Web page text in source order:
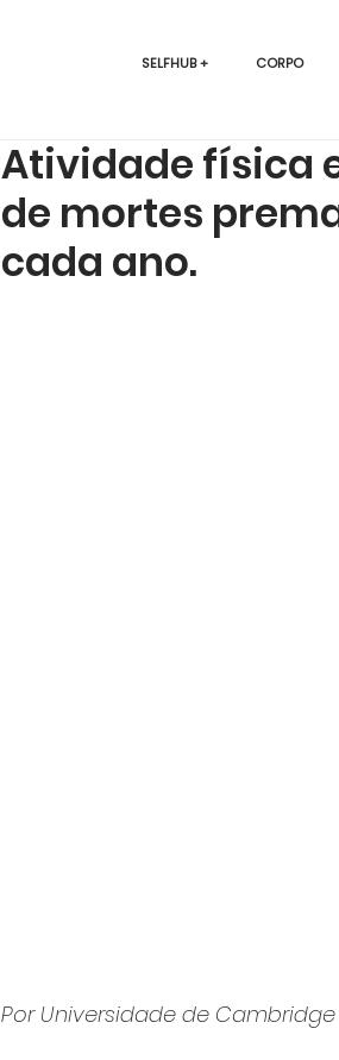
SELFHUB + CORPO
Atividade física
de mortes
cada ano.
Por Universidade de Cambridge